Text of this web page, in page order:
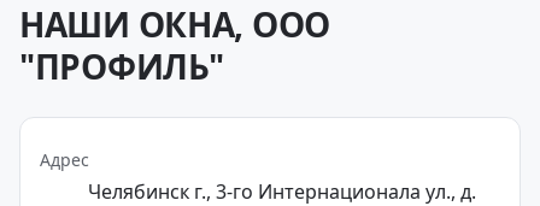
НАШИ ОКНА, ООО
"ПРОФИЛЬ"
Адрес
Челябинск г., 3-го Интернационала ул., д.